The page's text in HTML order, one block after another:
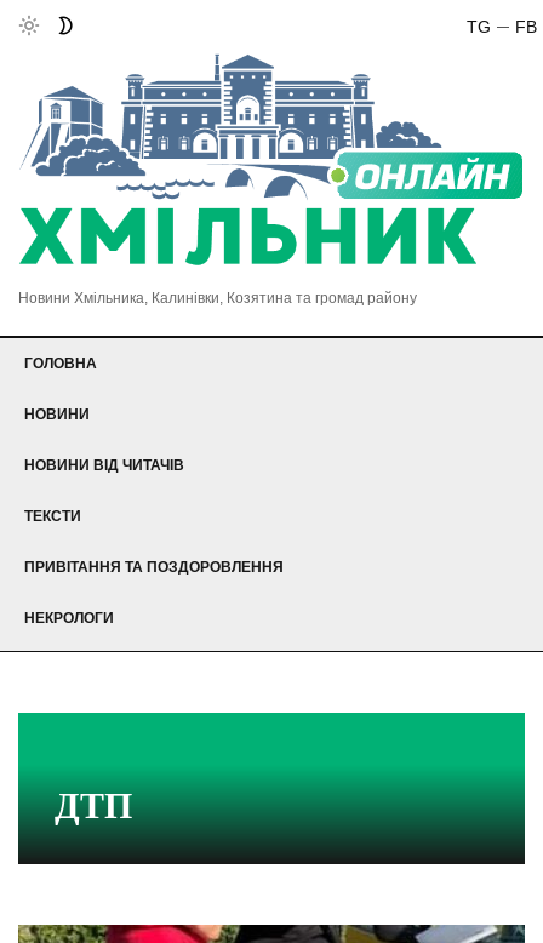
FB
TG
Новини Хмільника, Калинівки, Козятина та громад району
ГОЛОВНА
НОВИНИ
НОВИНИ ВІД ЧИТАЧІВ
ТЕКСТИ
ПРИВІТАННЯ ТА ПОЗДОРОВЛЕННЯ
НЕКРОЛОГИ
ДТП